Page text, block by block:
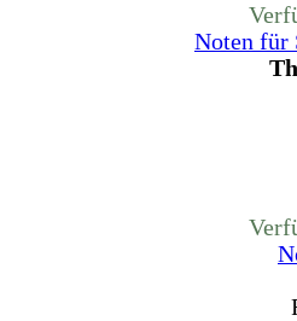
Noten für